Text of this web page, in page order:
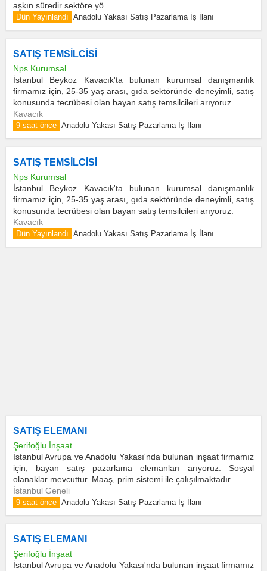
aşkın süredir sektöre yö...
Dün Yayınlandı Anadolu Yakası Satış Pazarlama İş İlanı
SATIŞ TEMSİLCİSİ
Nps Kurumsal
İstanbul Beykoz Kavacık'ta bulunan kurumsal danışmanlık
firmamız için, 25-35 yaş arası, gıda sektöründe deneyimli, satış
konusunda tecrübesi olan bayan satış temsilcileri arıyoruz.
Kavacık
9 saat önce Anadolu Yakası Satış Pazarlama İş İlanı
SATIŞ TEMSİLCİSİ
Nps Kurumsal
İstanbul Beykoz Kavacık'ta bulunan kurumsal danışmanlık
firmamız için, 25-35 yaş arası, gıda sektöründe deneyimli, satış
konusunda tecrübesi olan bayan satış temsilcileri arıyoruz.
Kavacık
Dün Yayınlandı Anadolu Yakası Satış Pazarlama İş İlanı
SATIŞ ELEMANI
Şerifoğlu İnşaat
İstanbul Avrupa ve Anadolu Yakası'nda bulunan inşaat firmamız
için, bayan satış pazarlama elemanları arıyoruz. Sosyal
olanaklar mevcuttur. Maaş, prim sistemi ile çalışılmaktadır.
İstanbul Geneli
9 saat önce Anadolu Yakası Satış Pazarlama İş İlanı
SATIŞ ELEMANI
Şerifoğlu İnşaat
İstanbul Avrupa ve Anadolu Yakası'nda bulunan inşaat firmamız